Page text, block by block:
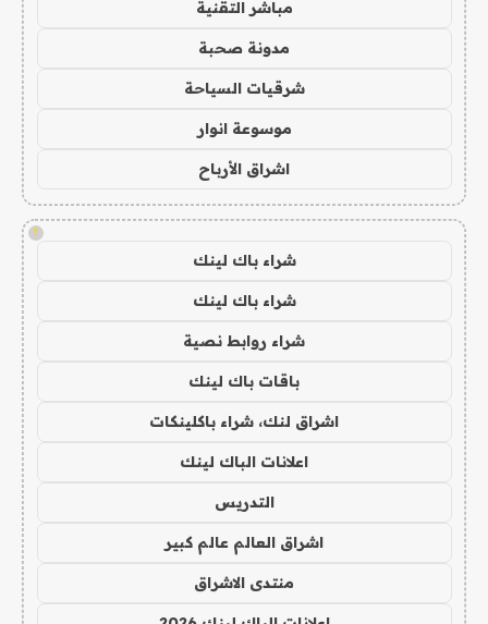
مباشر التقنية
مدونة صحبة
شرقيات السياحة
موسوعة انوار
اشراق الأرباح
!
شراء باك لينك
شراء باك لينك
شراء روابط نصية
باقات باك لينك
اشراق لنك، شراء باكلينكات
اعلانات الباك لينك
التدريس
اشراق العالم عالم كبير
منتدى الاشراق